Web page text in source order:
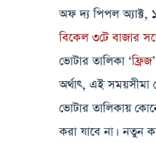
অফ দ্য পিপল
বিকেল ৩টে বাজার
ভোটার তালিকা ‘ফ্রিজ
অর্থাৎ, এই
ভোটার তালিকায়
করা যাবে না। নতুন